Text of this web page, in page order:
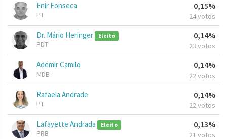
Enir Fonseca
PT
0,15%
24 votos
Dr. Mário Heringer Eleito
PDT
0,14%
23 votos
Ademir Camilo
MDB
0,14%
22 votos
Rafaela Andrade
PT
0,14%
22 votos
Lafayette Andrada Eleito
PRB
0,13%
21 votos